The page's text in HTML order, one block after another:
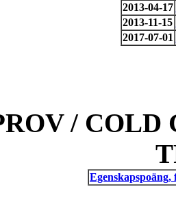
2013-04-17
2013-11-15
2017-07-01
/ COLD